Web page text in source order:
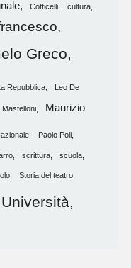
Cotticelli cultura
Greco
Repubblica Leo De
Mastelloni Maurizio
Paolo Poli
scrittura scuola
Storia del teatro
Università